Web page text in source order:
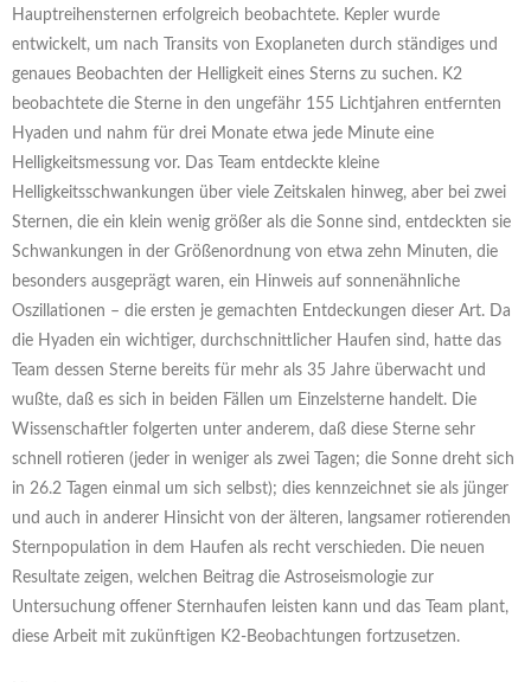
Hauptreihensternen erfolgreich beobachtete. Kepler wurde
entwickelt, um nach Transits von Exoplaneten durch ständiges und
genaues Beobachten der Helligkeit eines Sterns zu suchen. K2
beobachtete die Sterne in den ungefähr 155 Lichtjahren entfernten
Hyaden und nahm für drei Monate etwa jede Minute eine
Helligkeitsmessung vor. Das Team entdeckte kleine
Helligkeitsschwankungen über viele Zeitskalen hinweg, aber bei zwei
Sternen, die ein klein wenig größer als die Sonne sind, entdeckten sie
Schwankungen in der Größenordnung von etwa zehn Minuten, die
besonders ausgeprägt waren, ein Hinweis auf sonnenähnliche
Oszillationen – die ersten je gemachten Entdeckungen dieser Art. Da
die Hyaden ein wichtiger, durchschnittlicher Haufen sind, hatte das
Team dessen Sterne bereits für mehr als 35 Jahre überwacht und
wußte, daß es sich in beiden Fällen um Einzelsterne handelt. Die
Wissenschaftler folgerten unter anderem, daß diese Sterne sehr
schnell rotieren (jeder in weniger als zwei Tagen; die Sonne dreht sich
in 26.2 Tagen einmal um sich selbst); dies kennzeichnet sie als jünger
und auch in anderer Hinsicht von der älteren, langsamer rotierenden
Sternpopulation in dem Haufen als recht verschieden. Die neuen
Resultate zeigen, welchen Beitrag die Astroseismologie zur
Untersuchung offener Sternhaufen leisten kann und das Team plant,
diese Arbeit mit zukünftigen K2-Beobachtungen fortzusetzen.